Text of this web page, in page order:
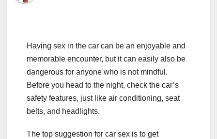
Having sex in the car can be an enjoyable and
memorable encounter, but it can easily also be
dangerous for anyone who is not mindful.
Before you head to the night, check the car’s
safety features, just like air conditioning, seat
belts, and headlights.
The top suggestion for car sex is to get